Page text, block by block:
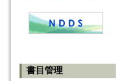
書目管理